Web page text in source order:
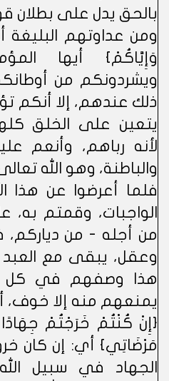
بالحق يدل على بطلان
ومن عداوتهم البليغة
وَإِيَّاكُمْ} أيها
ويشردونكم من
ذلك عندهم، إلا أنكم
يتعين على الخلق
لأنه رباهم، وأنعم
والباطنة، وهو الله
فلما أعرضوا عن هذا
الواجبات، وقمتم
من أجله - من دياركم،
وعقل، يبقى مع العبد
هذا وصفهم في كل
يمنعهم منه إلا خوف،
{إِنْ كُنْتُمْ خَرَجْتُمْ
مَرْضَاتِي} أي: إن كان
الجهاد في سبيل